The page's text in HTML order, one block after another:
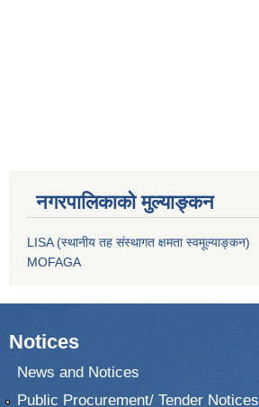
नगरपालिकाको मुल्याङ्कन
LISA (स्थानीय तह संस्थागत क्षमता स्वमूल्याङ्कन)
MOFAGA
Notices
News and Notices
Public Procurement/ Tender Notices